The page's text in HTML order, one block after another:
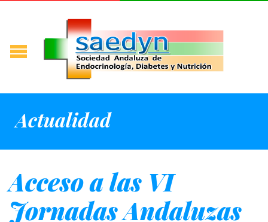
Actualidad
Acceso a las VI
Jornadas Andaluzas